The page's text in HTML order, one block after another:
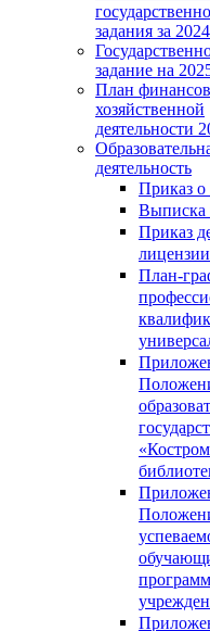
задания за
задание на
План
хозяйственной
деятельности
деятельность
Приказ о
Выписка
Приказ
План-